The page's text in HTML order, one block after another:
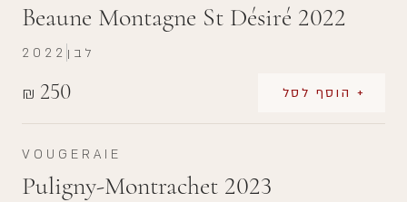
Beaune Montagne St Désiré 2022
₪ 250 + הוסף לסל
2022 לבן
VOUGERAIE
Puligny-Montrachet 2023